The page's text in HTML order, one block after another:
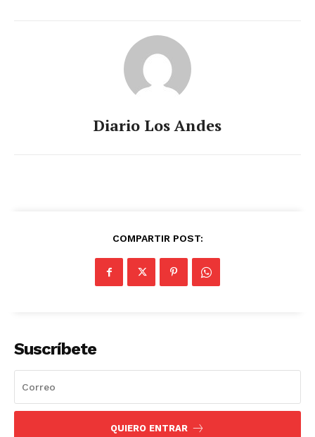
Diario Los Andes
COMPARTIR POST:
Suscríbete
QUIERO ENTRAR